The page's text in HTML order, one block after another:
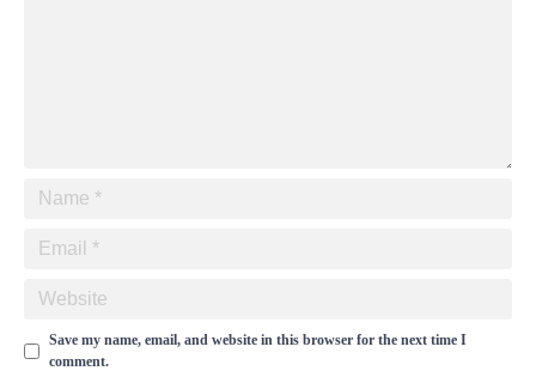
Save my name, email, and website in this browser for the next time I
comment.